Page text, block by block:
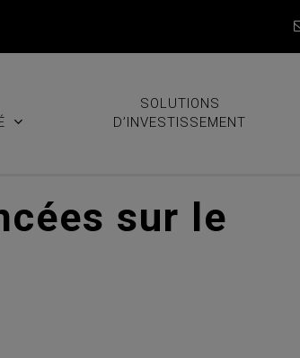
SOLUTIONS
D’INVESTISSEMENT
sur le